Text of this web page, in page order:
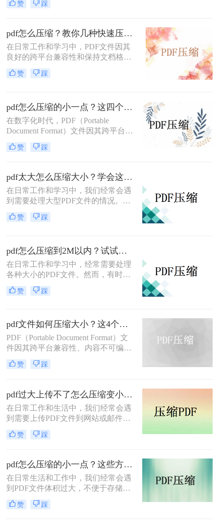
料的体积较大，就有可能发生传输过
我们将PDF压缩，就可以减小文件体
积，加快传输速度，节省很多时间。
那么pdf文件太大如何缩小呢？我有几
个方法可以和大家分享一下，一起来
看看吧。
赞 踩
pdf怎么压缩？教你几种快速压缩的方法！
在日常工作和学习中，PDF文件因其
良好的跨平台兼容性和保持文档格式
不变的特性而广受欢迎。然而，随着
文档内容的丰富，尤其是包含大量图
了宝贵的存储空间，还可能影响文件
的传输速度和共享效率。因此，学会
pdf怎么压缩变得尤为重要。本文将为
法，帮助您轻松解决文件过大的问
赞 踩
pdf怎么压缩的小一点？这四个方法让你快速压缩！
在数字化时代，PDF（Portable
Document Format）文件因其跨平台兼
容性、保持文档格式不变等特性而广
泛应用于各种场景，如报告、书籍、
加，PDF文件的大小也会相应增长，
给存储、传输和分享带来不便。因
此，将PDF文件压缩得更小成为了一
个常见的需求。那么pdf怎么压缩的小
一点呢？本文将介绍几种实用的方法
和步骤，帮助您有效地压缩PDF文件
赞 踩
pdf太大怎么压缩大小？学会这3招，快速无损压缩！
在日常工作和学习中，我们经常会遇
到需要处理大型PDF文件的情况。这
些文件可能因为包含高清图片、复杂
图表或大量文本而体积庞大，不仅占
使用这些文件，学会pdf太大怎么压缩
大小变得尤为重要。本文将介绍几种
常见的PDF压缩方法，帮助读者轻松
赞 踩
pdf怎么压缩到2M以内？试试这些压缩技巧！
在日常工作和学习中，经常需要处理
各种大小的PDF文件。然而，有时由
于文件过大，不仅占用了大量存储空
间，还可能在传输或分享时遇到障
压缩方法显得尤为重要。那么pdf怎么
压缩到2M以内呢？本文将详细介绍几
种有效的方法，帮助读者将PDF文件
赞 踩
pdf文件如何压缩大小？这4个方法可以实现！
PDF（Portable Document Format）文
件因其跨平台兼容性、内容不可编辑
性和保持原样打印的特性，在商务、
学术和教育领域得到了广泛应用。然
加，文件大小也可能迅速膨胀，给存
储、传输和分享带来不便。那么pdf文
件如何压缩大小呢？本文将详细介绍
几种实用的方法，帮助用户有效压缩
PDF文件的大小。
赞 踩
pdf过大上传不了怎么压缩变小？教你几个压缩方法！
在日常工作和生活中，我们经常会遇
到需要上传PDF文件到网站或邮件附
件中的情况。然而，当PDF文件体积
过大时，可能会遇到上传限制或传输
进行压缩就成为了一个必要的步骤。
那么pdf过大上传不了怎么压缩变小
呢？本文将详细介绍几种实用的方
法，帮助你将过大的PDF文件压缩变
小，以便顺利上传。
赞 踩
pdf怎么压缩的小一点？这些方法有手就行！
在日常生活和工作中，我们经常会遇
到PDF文件体积过大，不便于存储、
传输或分享的情况。幸运的是，有多
种方法可以帮助我们将PDF文件压缩
赞 踩